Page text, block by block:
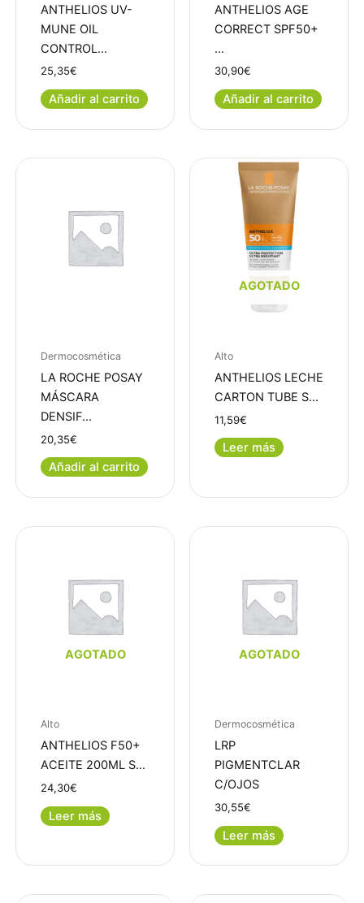
ANTHELIOS UV-
MUNE OIL
CONTROL…
25,35€
Añadir al carrito
ANTHELIOS AGE
CORRECT SPF50+
…
30,90€
Añadir al carrito
Dermocosmética
LA ROCHE POSAY
MÁSCARA
DENSIF…
20,35€
Añadir al carrito
AGOTADO
Alto
ANTHELIOS LECHE
CARTON TUBE S…
11,59€
Leer más
AGOTADO
Alto
ANTHELIOS F50+
ACEITE 200ML S…
24,30€
Leer más
AGOTADO
Dermocosmética
LRP
PIGMENTCLAR
C/OJOS
30,55€
Leer más